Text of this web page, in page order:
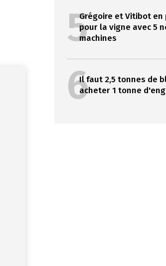
5Grégoire et Vitibot en
pour la vigne avec 5
machines
6Il faut 2,5 tonnes de
acheter 1 tonne